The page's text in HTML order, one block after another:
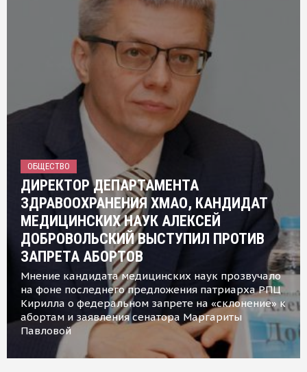
ОБЩЕСТВО
ДИРЕКТОР ДЕПАРТАМЕНТА
ЗДРАВООХРАНЕНИЯ ХМАО, КАНДИДАТ
МЕДИЦИНСКИХ НАУК АЛЕКСЕЙ
ДОБРОВОЛЬСКИЙ ВЫСТУПИЛ ПРОТИВ
ЗАПРЕТА АБОРТОВ
Мнение кандидата медицинских наук прозвучало
на фоне последнего предложения патриарха РПЦ
Кирилла о федеральном запрете на «склонение» к
абортам и заявления сенатора Маргариты
Павловой